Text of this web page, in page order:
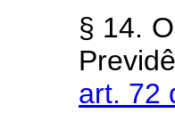
§ 14.
art. 72